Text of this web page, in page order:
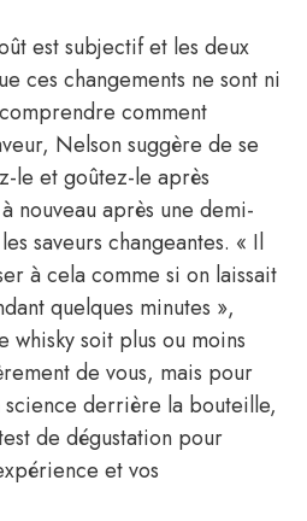
est subjectif et les deux
ces changements ne sont ni
comment
Nelson suggère de se
le et goûtez-le après
nouveau après une demi-
saveurs changeantes. « Il
à cela comme si on laissait
quelques minutes »,
soit plus ou moins
de vous, mais pour
derrière la bouteille,
de dégustation pour
et vos